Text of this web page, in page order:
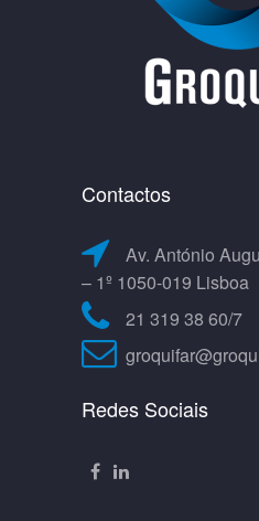
Contactos
Av. António
– 1º 1050-019 Lisboa
21 319 38 60/7
Redes Sociais